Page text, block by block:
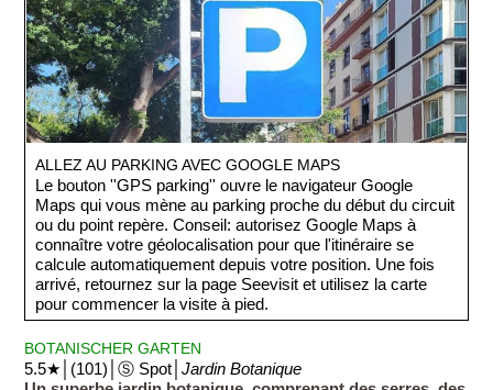
ALLEZ AU PARKING AVEC GOOGLE MAPS
Le bouton ''GPS parking'' ouvre le navigateur Google
Maps qui vous mène au parking proche du début du circuit
ou du point repère. Conseil: autorisez Google Maps à
connaître votre géolocalisation pour que l'itinéraire se
calcule automatiquement depuis votre position. Une fois
arrivé, retournez sur la page Seevisit et utilisez la carte
pour commencer la visite à pied.
BOTANISCHER GARTEN
5.5★│(101)│Ⓢ Spot│Jardin Botanique